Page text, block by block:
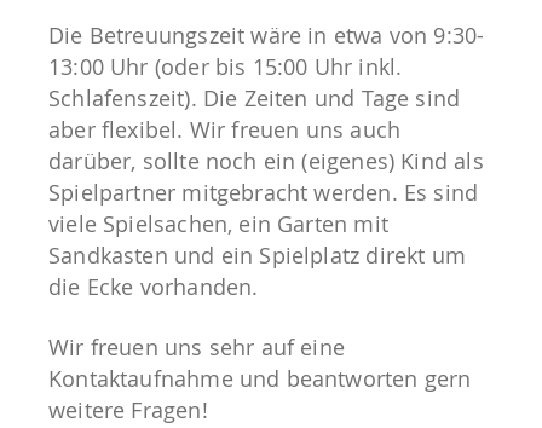
Die Betreuungszeit wäre in etwa von 9:30-
13:00 Uhr (oder bis 15:00 Uhr inkl.
Schlafenszeit). Die Zeiten und Tage sind
aber flexibel. Wir freuen uns auch
darüber, sollte noch ein (eigenes) Kind als
Spielpartner mitgebracht werden. Es sind
viele Spielsachen, ein Garten mit
Sandkasten und ein Spielplatz direkt um
die Ecke vorhanden.
Wir freuen uns sehr auf eine
Kontaktaufnahme und beantworten gern
weitere Fragen!